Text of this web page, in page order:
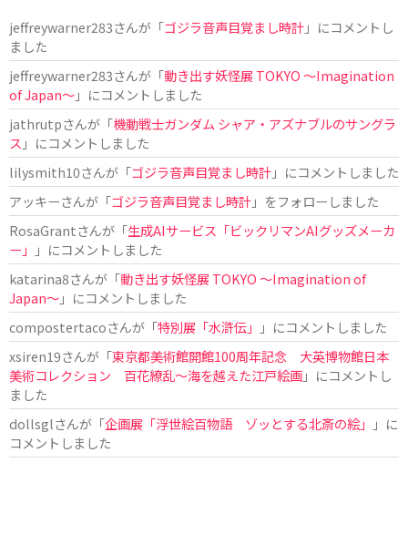
jeffreywarner283さんが「ゴジラ音声目覚まし時計」にコメントし
ました
jeffreywarner283さんが「動き出す妖怪展 TOKYO 〜Imagination
of Japan〜」にコメントしました
jathrutpさんが「機動戦士ガンダム シャア・アズナブルのサングラ
ス 」にコメントしました
lilysmith10さんが「ゴジラ音声目覚まし時計」にコメントしました
アッキーさんが「ゴジラ音声目覚まし時計」をフォローしました
RosaGrantさんが「生成AIサービス「ビックリマンAIグッズメーカ
ー」
」にコメントしました
katarina8さんが「動き出す妖怪展 TOKYO 〜Imagination of
Japan〜」にコメントしました
compostertacoさんが「特別展「水滸伝」
」にコメントしました
xsiren19さんが「東京都美術館開館100周年記念 大英博物館日本
美術コレクション 百花繚乱～海を越えた江戸絵画」にコメントし
ました
dollsglさんが「企画展「浮世絵百物語 ゾッとする北斎の絵」
」に
コメントしました